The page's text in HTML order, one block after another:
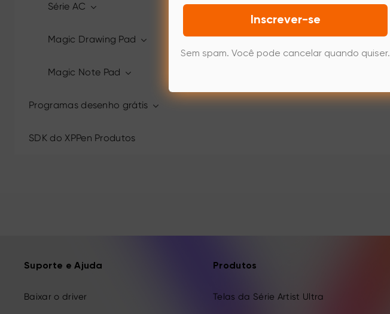
Série AC
Magic Drawing Pad
Magic Note Pad
Programas desenho grátis
SDK do XPPen Produtos
Suporte e Ajuda
Baixar o driver
Produtos
Telas da Série Artist Ultra
Inscrever-se
Sem spam. Você pode cancelar quando quiser.